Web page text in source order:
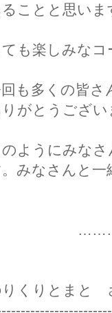
ことと思いま
ても楽しみなコ
も多くの皆さ
がとうござい
のようにみな
みなさんと
りくりとまと